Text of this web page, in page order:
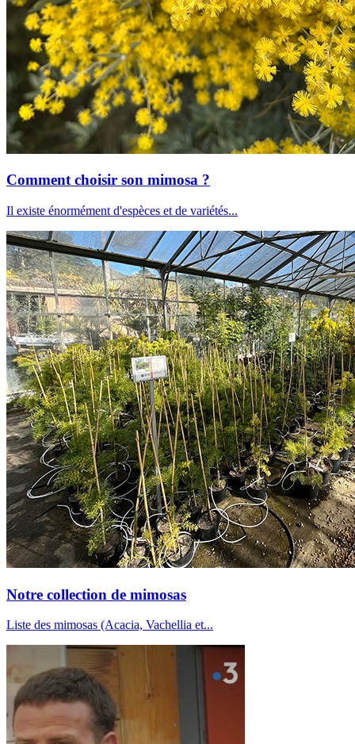
Comment choisir son mimosa ?
Il existe énormément d'espèces et de variétés...
Notre collection de mimosas
Liste des mimosas (Acacia, Vachellia et...